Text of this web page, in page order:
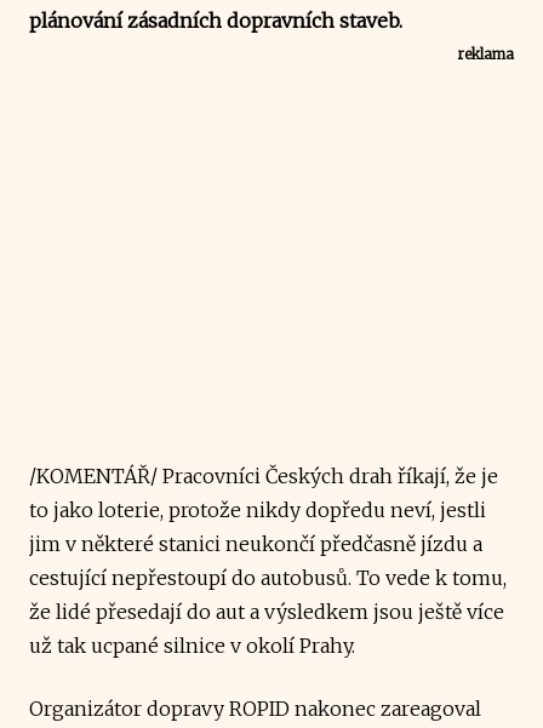
plánování zásadních dopravních staveb.
reklama
/KOMENTÁŘ/ Pracovníci Českých drah říkají, že je
to jako loterie, protože nikdy dopředu neví, jestli
jim v některé stanici neukončí předčasně jízdu a
cestující nepřestoupí do autobusů. To vede k tomu,
že lidé přesedají do aut a výsledkem jsou ještě více
už tak ucpané silnice v okolí Prahy.
Organizátor dopravy ROPID nakonec zareagoval